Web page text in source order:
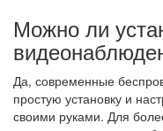
Можно ли
Да, современные
простую установку и
своими руками. Для